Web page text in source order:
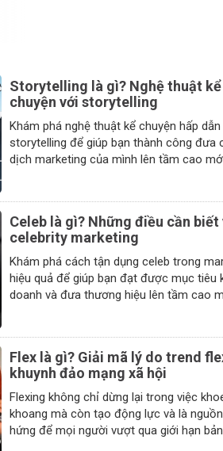
Storytelling là gì? Nghệ thuật kể
chuyện với storytelling
Khám phá nghệ thuật kể chuyện hấp dẫn
storytelling để giúp bạn thành công đưa
dịch marketing của mình lên tầm cao
Celeb là gì? Những điều cần biết
celebrity marketing
Khám phá cách tận dụng celeb trong
hiệu quả để giúp bạn đạt được mục tiêu
doanh và đưa thương hiệu lên tầm cao
Flex là gì? Giải mã lý do trend
khuynh đảo mạng xã hội
Flexing không chỉ dừng lại trong việc
khoang mà còn tạo động lực và là